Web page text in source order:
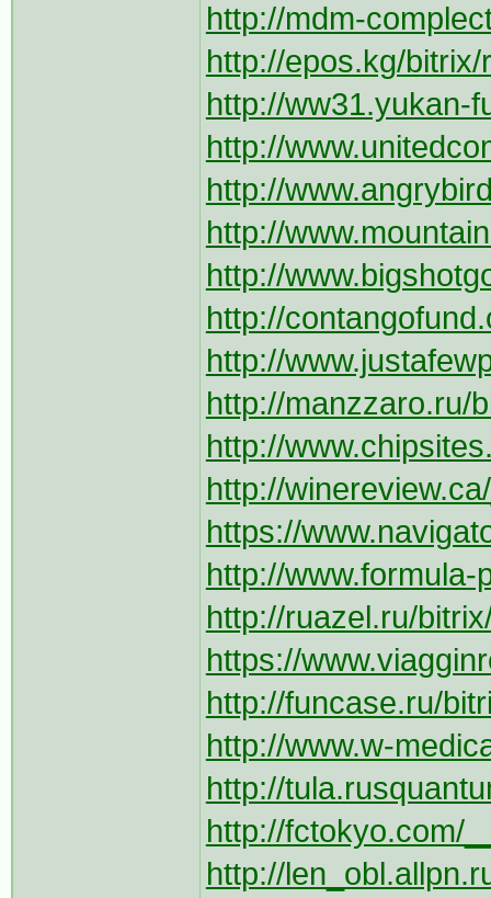
http://mdm-
http://epos.kg/
http://ww31.yukan-
http://
http://
http://
http://
http://
http://
http://manzzaro.ru/
http://
http://
https://
http://
http://ruazel.ru/
https://
http://funcase.ru/
http://www.w-
http://
http://fctokyo.com/
http://